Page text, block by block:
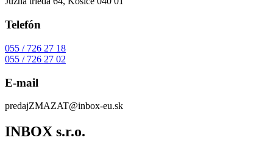
Telefón
055 / 726 27 18
055 / 726 27 02
E-mail
predajZMAZAT@inbox-eu.sk
INBOX s.r.o.